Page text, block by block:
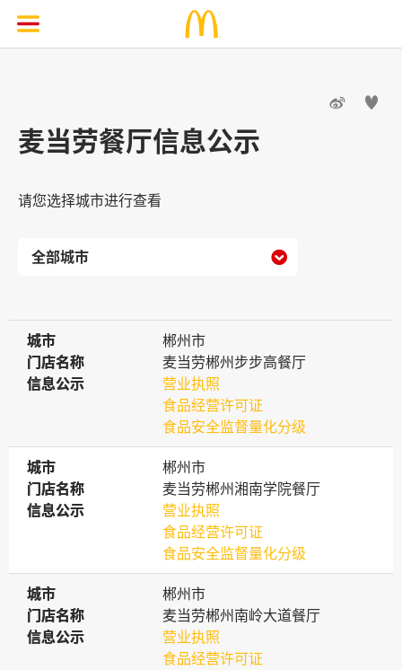
 
麦当劳餐厅信息公示
请您选择城市进行查看

城市
城市
郴州市
门店名称
门店名称
麦当劳郴州步步高餐厅
信息公示
信息公示
营业执照
食品经营许可证
食品安全监督量化分级
城市
城市
郴州市
门店名称
门店名称
麦当劳郴州湘南学院餐厅
信息公示
信息公示
营业执照
食品经营许可证
食品安全监督量化分级
城市
城市
郴州市
门店名称
门店名称
麦当劳郴州南岭大道餐厅
信息公示
信息公示
营业执照
食品经营许可证